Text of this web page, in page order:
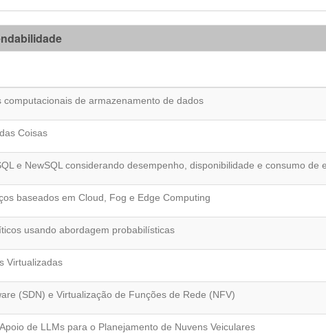
de armazenamento de dados
Coisas
e NewSQL considerando desempenho, disponibilidade e consumo de
baseados em Cloud, Fog e Edge Computing
usando abordagem probabilísticas
Virtualizadas
(SDN) e Virtualização de Funções de Rede (NFV)
de LLMs para o Planejamento de Nuvens Veiculares